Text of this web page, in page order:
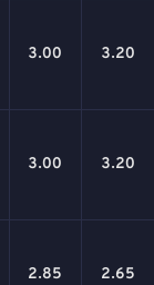
3.00 3.20
3.00 3.20
2.85 2.65